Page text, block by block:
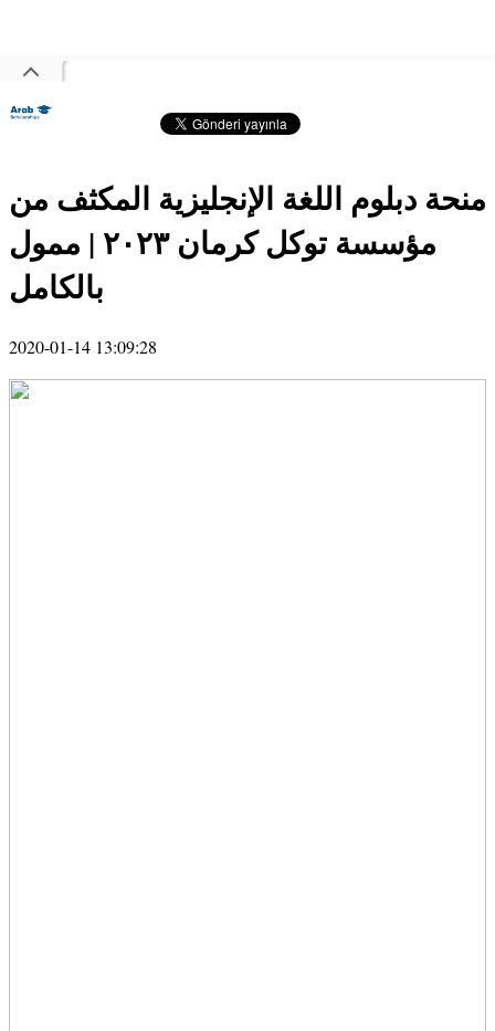
منحة دبلوم اللغة الإنجليزية المكثف من
مؤسسة توكل كرمان ٢٠٢٣ | ممول
بالكامل
2020-01-14 13:09:28